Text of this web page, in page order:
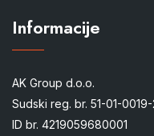
Informacije
AK Group d.o.o.
Sudski reg. br. 51-01-0019-
ID br. 4219059680001